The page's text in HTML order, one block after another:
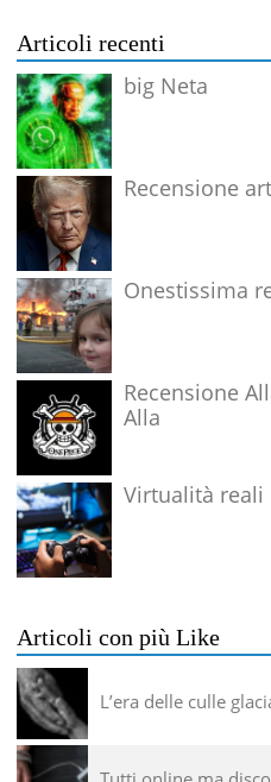
Articoli recenti
big Neta
Recensione
Onestissima
Recensione
Alla
Virtualità reali
Articoli con più Like
L’era delle culle